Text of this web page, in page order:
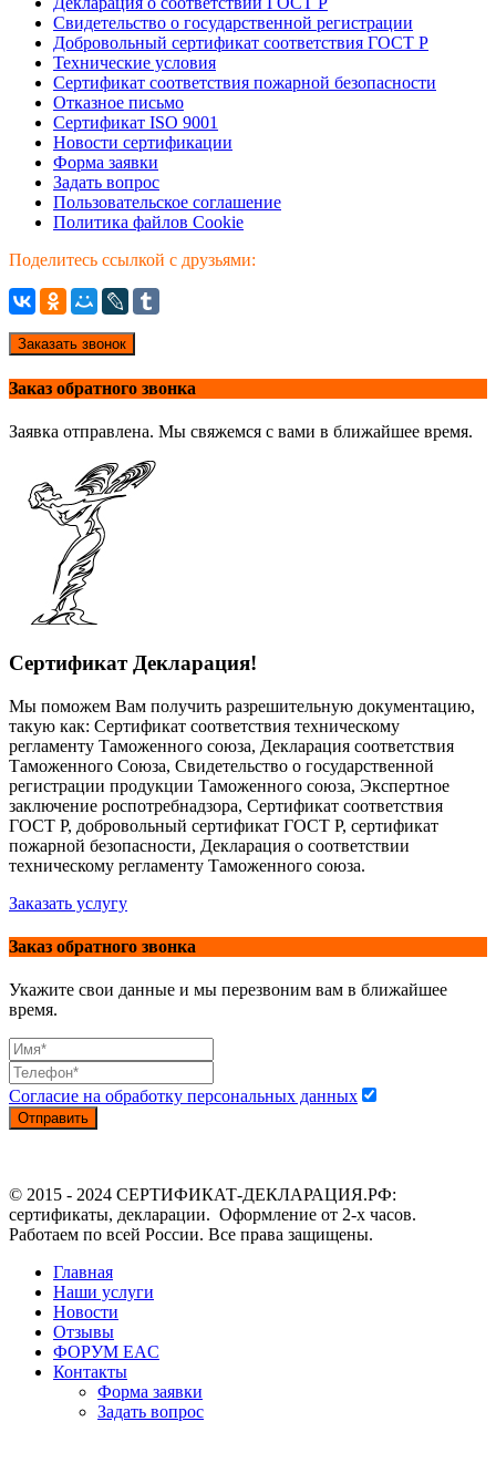
Свидетельство о государственной регистрации
Добровольный сертификат соответствия ГОСТ Р
Технические условия
Сертификат соответствия пожарной безопасности
Отказное письмо
Сертификат ISO 9001
Новости сертификации
Форма заявки
Задать вопрос
Пользовательское соглашение
Политика файлов Cookie
Поделитесь ссылкой с друзьями:
Заказать звонок
Заказ обратного звонка
Заявка отправлена. Мы свяжемся с вами в ближайшее время.
Сертификат Декларация!
Мы поможем Вам получить разрешительную документацию,
такую как: Сертификат соответствия техническому
регламенту Таможенного союза, Декларация соответствия
Таможенного Союза, Свидетельство о государственной
регистрации продукции Таможенного союза, Экспертное
заключение роспотребнадзора, Сертификат соответствия
ГОСТ Р, добровольный сертификат ГОСТ Р, сертификат
пожарной безопасности, Декларация о соответствии
техническому регламенту Таможенного союза.
Заказать услугу
Заказ обратного звонка
Укажите свои данные и мы перезвоним вам в ближайшее
время.
Согласие на обработку персональных данных
Отправить
© 2015 - 2024 СЕРТИФИКАТ-ДЕКЛАРАЦИЯ.РФ:
сертификаты, декларации. Оформление от 2-х часов.
Работаем по всей России. Все права защищены.
Главная
Наши услуги
Новости
Отзывы
ФОРУМ EAC
Контакты
Форма заявки
Задать вопрос